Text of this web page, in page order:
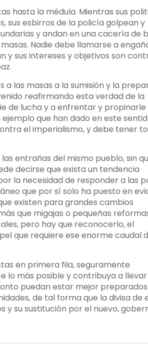
hasta la médula. Mientras sus
sus esbirros de la policía golpean y
y andan en una cacería de
Nadie debe llamarse a
y sus intereses y objetivos son
a las masas a la sumisión y la
reafirmando esta verdad de la
de lucha y a enfrentar y propinarle
que han dado en este
el imperialismo, y debe tener
entrañas del mismo pueblo, sin
decirse que exista un tendencia
la necesidad de responder a las
que por sí solo ha puesto en
existen para grandes cambios
que migajas o pequeñas
pero hay que reconocerlo, el
que requiere ese enorme caudal
en primera fila, seguramente
lo más posible y contribuya a
puedan estar mejor
de tal forma que la divisa de
y su sustitución por el nuevo,